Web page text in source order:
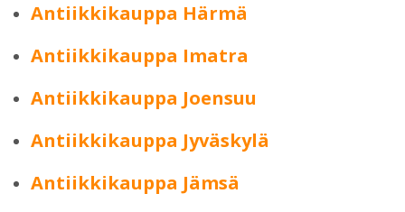
Antiikkikauppa Härmä
Antiikkikauppa Imatra
Antiikkikauppa Joensuu
Antiikkikauppa Jyväskylä
Antiikkikauppa Jämsä